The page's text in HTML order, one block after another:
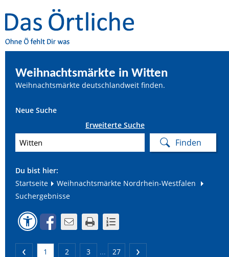
Weihnachtsmärkte in Witten
Weihnachtsmärkte deutschlandweit finden.
Neue Suche
Erweiterte Suche
Du bist hier:
Startseite
Weihnachtsmärkte Nordrhein-Westfalen
Suchergebnisse
1 2 3 ... 27